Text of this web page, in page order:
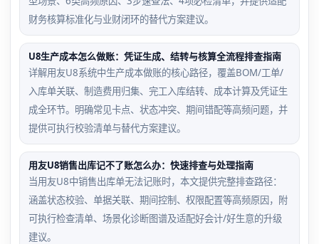
财务核算标准化与业财闭环的替代方案建议。
U8生产成本怎么做账：凭证生成、结转与核算全流程排查指南
详解用友U8系统中生产成本做账的核心路径，覆盖BOM/工单/
入库单关联、制造费用归集、完工入库结转、成本计算及凭证生
成全环节。明确常见卡点、状态冲突、期间错配等高频问题，并
提供可执行校验清单与替代方案建议。
用友U8销售出库记不了账怎么办：快速排查与处理指南
当用友U8中销售出库单无法记账时，本文提供完整排查路径：
涵盖状态校验、单据关联、期间控制、权限配置等高频原因，附
可执行检查清单、场景化诊断图谱及适配好会计/好生意的升级
建议。